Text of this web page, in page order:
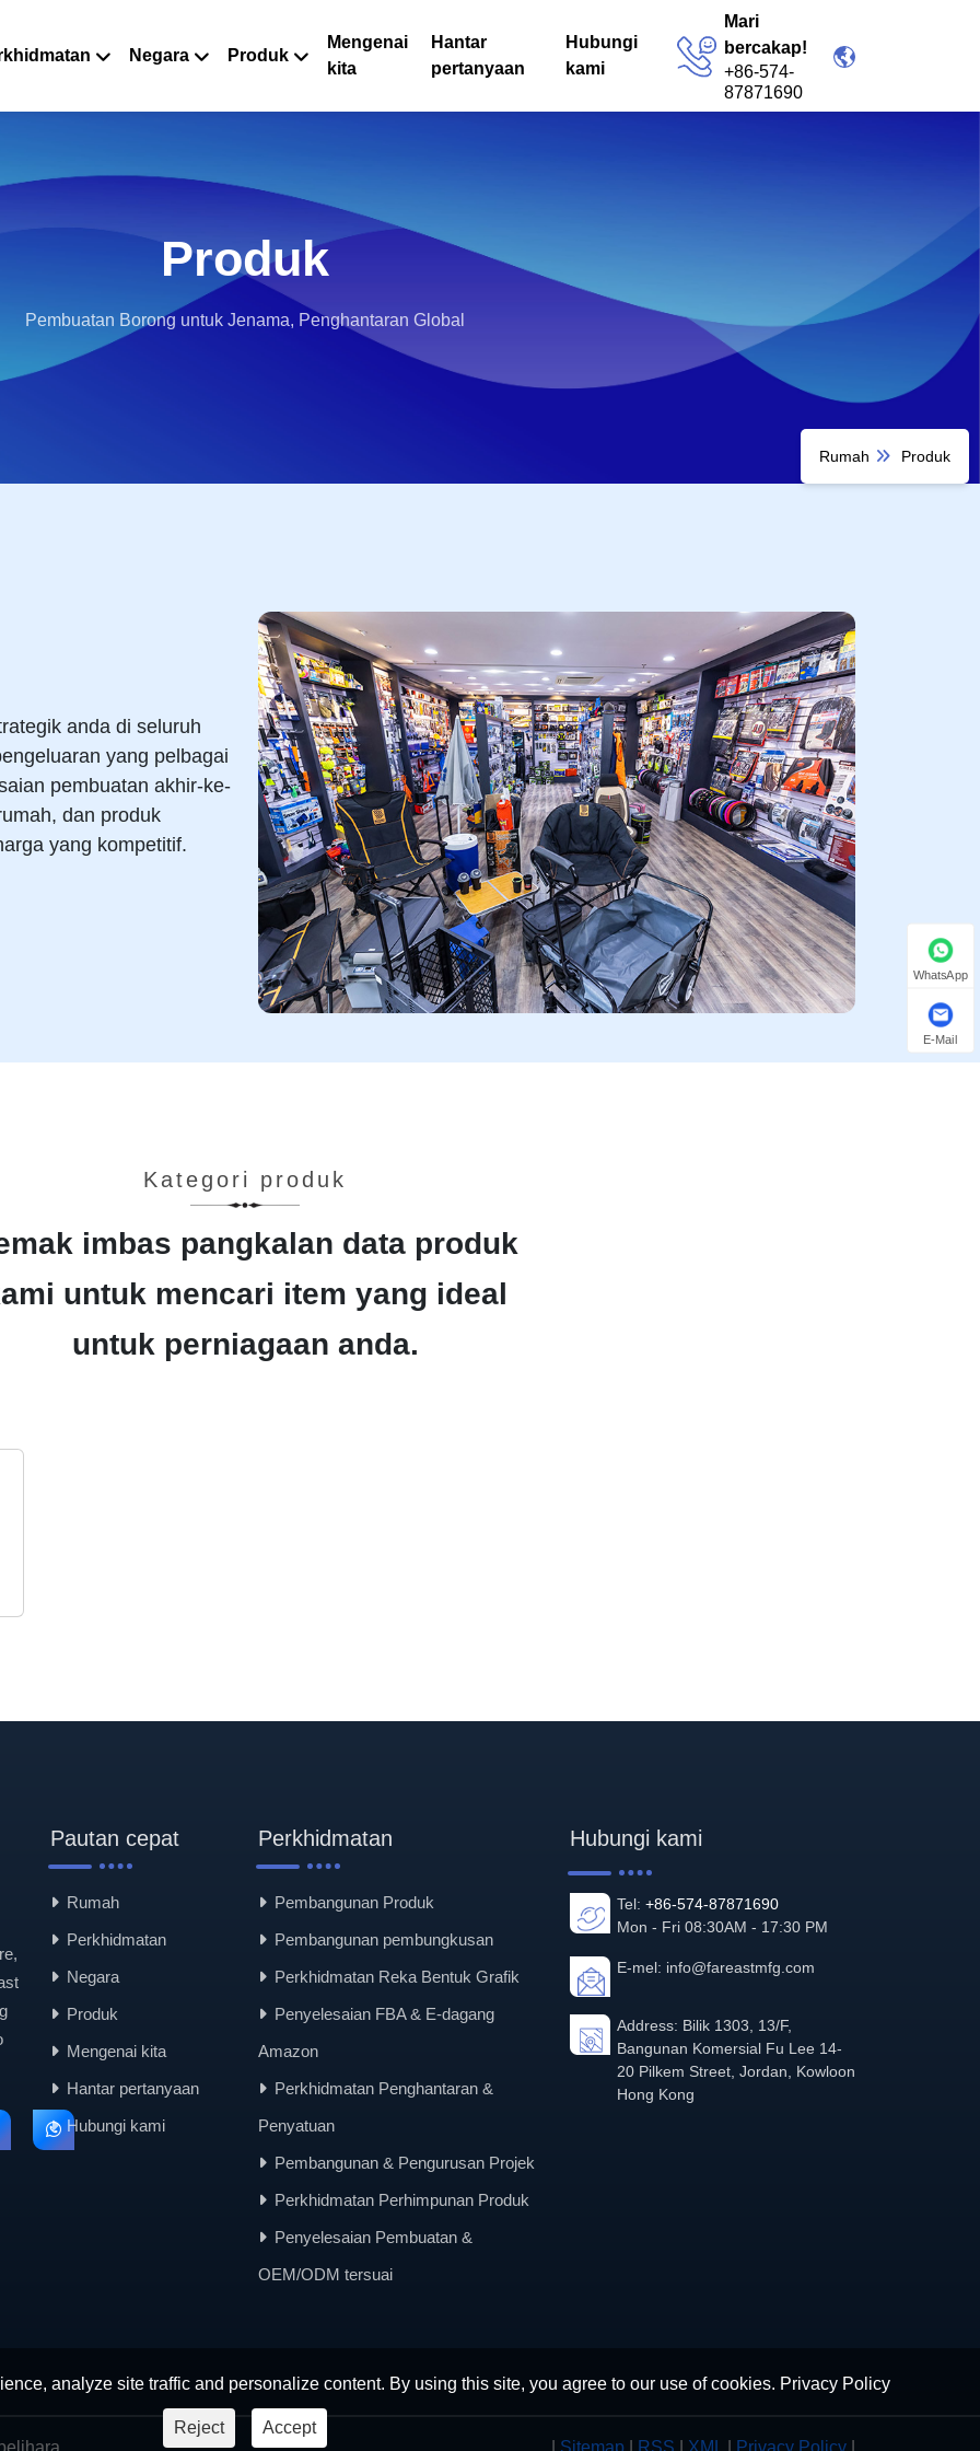
Negara Produk
Mengenai
kita
Hantar
pertanyaan
Hubungi
kami
Mari
bercakap!
+86-574-
87871690
Produk
Pembuatan Borong untuk Jenama, Penghantaran Global
Rumah Produk
anda di seluruh
yang pelbagai
pembuatan akhir-ke-
dan produk
yang kompetitif.
Kategori produk
imbas pangkalan data produk
untuk mencari item yang ideal
untuk perniagaan anda.
Pautan cepat
Rumah
Perkhidmatan
Negara
Produk
Mengenai kita
Hantar pertanyaan
Hubungi kami
Perkhidmatan
Pembangunan Produk
Pembangunan pembungkusan
Perkhidmatan Reka Bentuk Grafik
Penyelesaian FBA & E-dagang
Amazon
Perkhidmatan Penghantaran &
Penyatuan
Pembangunan & Pengurusan Projek
Perkhidmatan Perhimpunan Produk
Penyelesaian Pembuatan &
OEM/ODM tersuai
Hubungi kami
Tel: +86-574-87871690
Mon - Fri 08:30AM - 17:30 PM
E-mel: info@fareastmfg.com
Address: Bilik 1303, 13/F,
Bangunan Komersial Fu Lee 14-
20 Pilkem Street, Jordan, Kowloon
Hong Kong
Sitemap RSS XML Privacy Policy
WhatsApp
E-Mail
analyze site traffic and personalize content. By using this site, you agree to our use of cookies. Privacy Policy
Reject Accept